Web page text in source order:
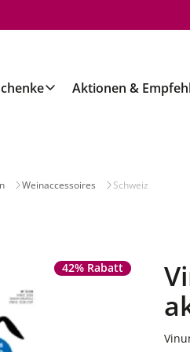
Aktionen &
Weinaccessoires Schweiz
42% Rabatt